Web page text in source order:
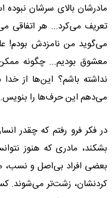
مادرشان بالای سرشان
تعریف می‌کرد... هر اتفاقی
می‌گوید من نامزدش بودم!
معشوق بودیم... چگونه
نداشته باشم؟ این‌ها از
می‌دهم این حرف‌ها را
در فکر فرو رفتم که چقدر
بشکند، مادری که هنوز
بعضی افراد بی‌اصل و نسب،
کردنشان، زشت‌تر می‌شوند.